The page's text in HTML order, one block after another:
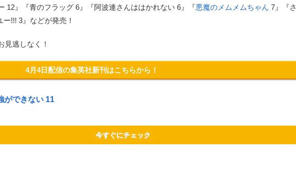
12』『青のフラッグ 6』『阿波連さんははかれない 6』『悪魔のメムメムちゃん 7』『さ
!!! 3』などが発売！
見逃しなく！
4月4日配信の集英社新刊はこちらから！
ができない 11
今すぐにチェック